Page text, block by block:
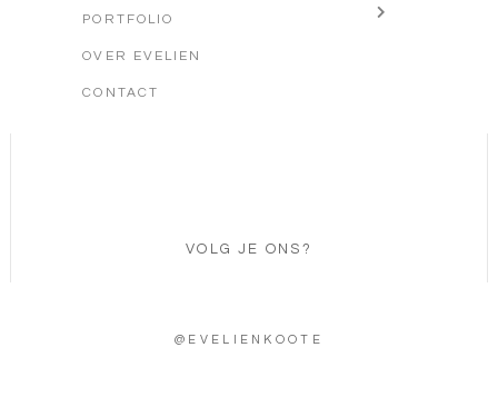
PORTFOLIO
OVER EVELIEN
CONTACT
VOLG JE ONS?
@EVELIENKOOTE